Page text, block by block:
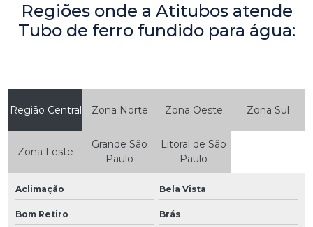
Regiões onde a Atitubos atende
Tubo de ferro fundido para água:
Região Central Zona Norte Zona Oeste Zona Sul
Zona Leste
Grande São
Paulo
Litoral de São
Paulo
Aclimação Bela Vista
Bom Retiro Brás